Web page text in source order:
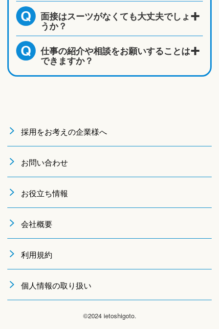
Q 面接はスーツがなくても大丈夫でしょ
うか？
Q 仕事の紹介や相談をお願いすることは
できますか？
採用をお考えの企業様へ
お問い合わせ
お役立ち情報
会社概要
利用規約
個人情報の取り扱い
©2024 ietoshigoto.